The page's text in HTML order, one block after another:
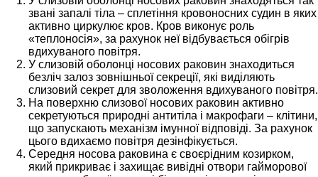
звані запалі тіла – сплетіння кровоносних судин в яких
активно циркулює кров. Кров виконує роль
«теплоносія», за рахунок неї відбувається обігрів
вдихуваного повітря.
У слизовій оболонці носових раковин знаходиться
безліч залоз зовнішньої секреції, які виділяють
слизовий секрет для зволоження вдихуваного повітря.
На поверхню слизової носових раковин активно
секретуються природні антитіла і макрофаги – клітини,
що запускають механізм імунної відповіді. За рахунок
цього вдихаємо повітря дезінфікується.
Середня носова раковина є своєрідним козирком,
який прикриває і захищає вивідні отвори гайморової